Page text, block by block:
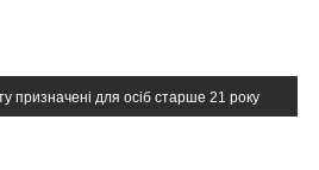
призначені для осіб старше 21 року